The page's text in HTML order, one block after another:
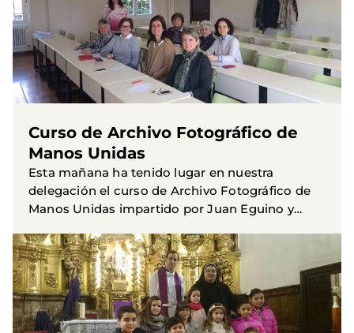
Curso de Archivo Fotográfico de
Manos Unidas
Esta mañana ha tenido lugar en nuestra
delegación el curso de Archivo Fotográfico de
Manos Unidas impartido por Juan Eguino y
participación de representantes de...